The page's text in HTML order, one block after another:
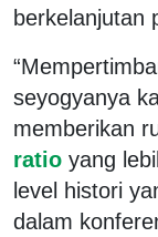
berkelanjutan
seyogyanya
memberikan
ratio yang
level histori
dalam